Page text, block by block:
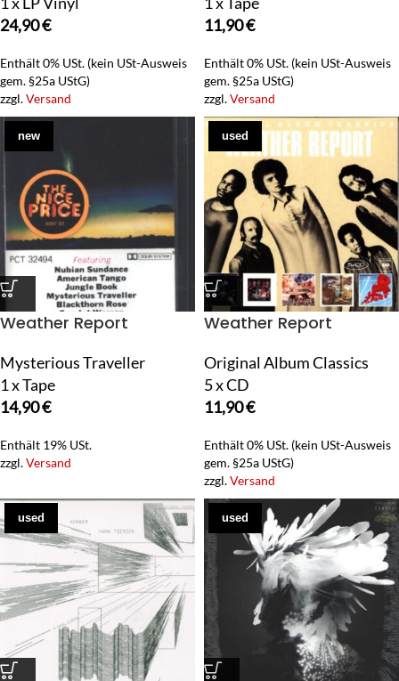
24,90€
Enthält 0% USt. (kein USt-Ausweis
gem. §25a UStG)
zzgl.Versand
11,90€
Enthält 0% USt. (kein USt-Ausweis
gem. §25a UStG)
zzgl.Versand
new
Weather Report
Mysterious Traveller
1 x Tape
14,90€
Enthält 19% USt.
zzgl.Versand
used
Weather Report
Original Album Classics
5 x CD
11,90€
Enthält 0% USt. (kein USt-Ausweis
gem. §25a UStG)
zzgl.Versand
used used